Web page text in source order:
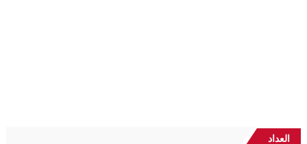
العداد